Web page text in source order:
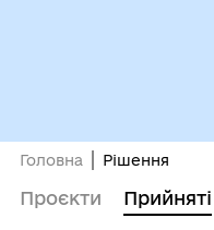
Головна Рішення
Проєкти Прийняті